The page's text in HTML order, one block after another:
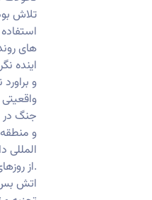
تلاش
استفاده
های
اینده
و
واقعیتی
جنگ
و
المللی
.از
اتش